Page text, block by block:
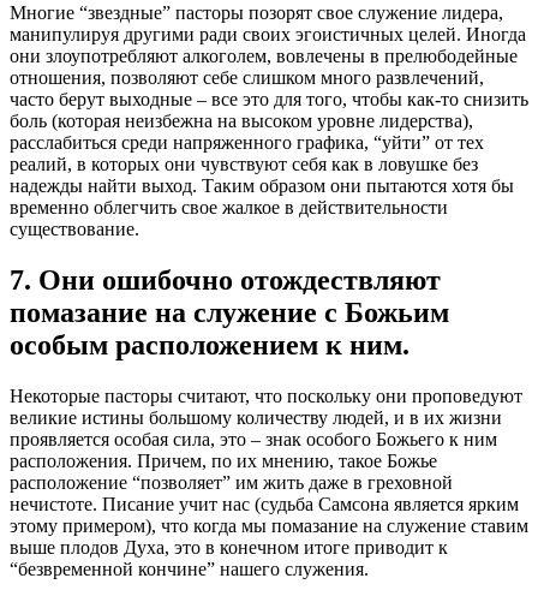
Многие “звездные” пасторы позорят свое служение лидера,
манипулируя другими ради своих эгоистичных целей. Иногда
они злоупотребляют алкоголем, вовлечены в прелюбодейные
отношения, позволяют себе слишком много развлечений,
часто берут выходные – все это для того, чтобы как-то снизить
боль (которая неизбежна на высоком уровне лидерства),
расслабиться среди напряженного графика, “уйти” от тех
реалий, в которых они чувствуют себя как в ловушке без
надежды найти выход. Таким образом они пытаются хотя бы
временно облегчить свое жалкое в действительности
существование.
7. Они ошибочно отождествляют
помазание на служение с Божьим
особым расположением к ним.
Некоторые пасторы считают, что поскольку они проповедуют
великие истины большому количеству людей, и в их жизни
проявляется особая сила, это – знак особого Божьего к ним
расположения. Причем, по их мнению, такое Божье
расположение “позволяет” им жить даже в греховной
нечистоте. Писание учит нас (судьба Самсона является ярким
этому примером), что когда мы помазание на служение ставим
выше плодов Духа, это в конечном итоге приводит к
“безвременной кончине” нашего служения.